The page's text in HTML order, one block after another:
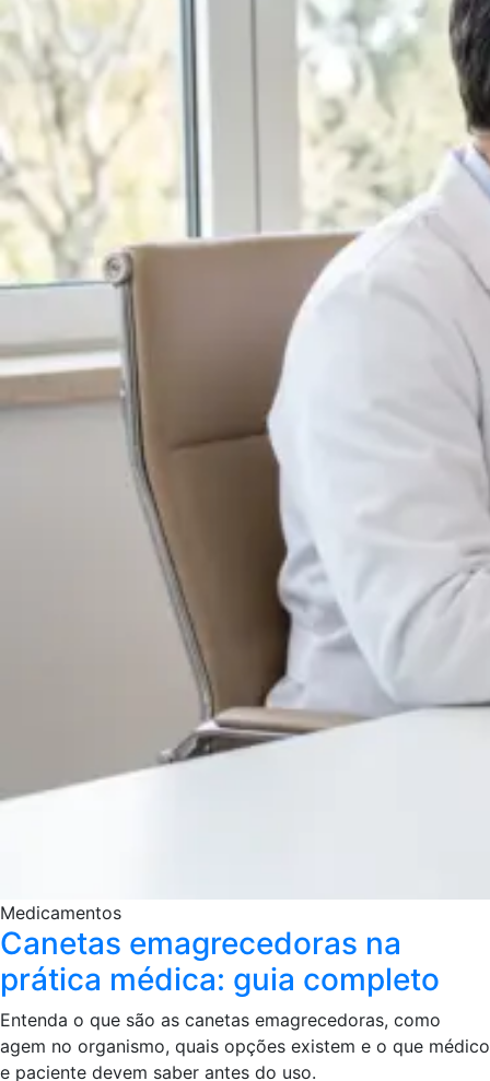
Medicamentos
Canetas emagrecedoras na
prática médica: guia completo
Entenda o que são as canetas emagrecedoras, como
agem no organismo, quais opções existem e o que médico
e paciente devem saber antes do uso.